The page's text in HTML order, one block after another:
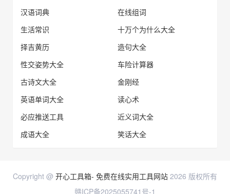
汉语词典
在线组词
生活常识
十万个为什么大全
择吉黄历
造句大全
性交姿势大全
车险计算器
古诗文大全
金刚经
英语单词大全
读心术
必应推送工具
近义词大全
成语大全
笑话大全
Copyright @ 开心工具箱- 免费在线实用工具网站 2026 版权所有
赣ICP备2025055741号-1